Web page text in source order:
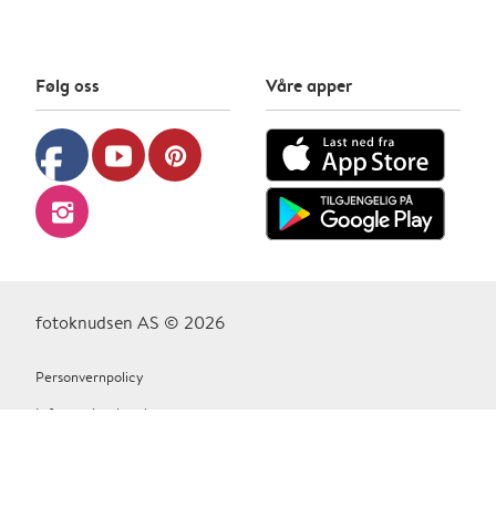
Følg oss
facebook youtube pinterest
instagram
Våre apper
fotoknudsen AS © 2026
Personvernpolicy
Informasjonskapsler